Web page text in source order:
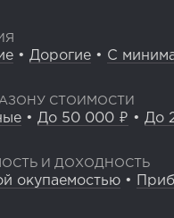
• Дорогие • С
СТОИМОСТИ
• До 50 000 ₽ • До
И ДОХОДНОСТЬ
окупаемостью •